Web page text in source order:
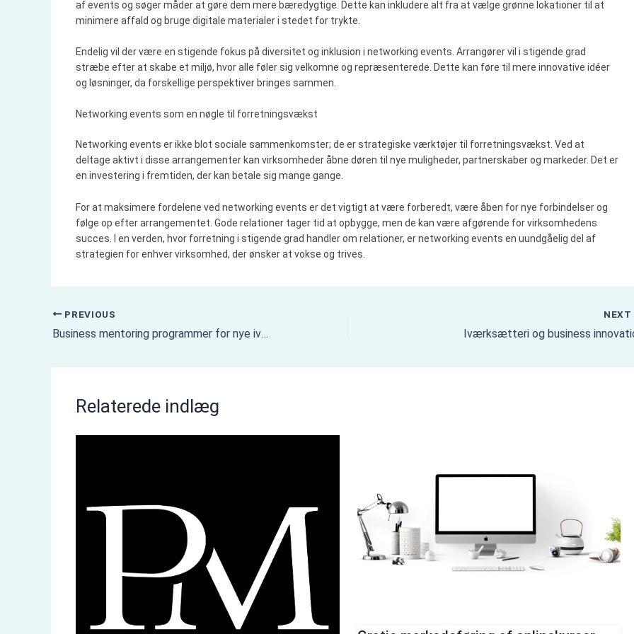
af events og søger måder at gøre dem mere bæredygtige. Dette kan inkludere alt fra at vælge grønne lokationer til at
minimere affald og bruge digitale materialer i stedet for trykte.
Endelig vil der være en stigende fokus på diversitet og inklusion i networking events. Arrangører vil i stigende grad
stræbe efter at skabe et miljø, hvor alle føler sig velkomne og repræsenterede. Dette kan føre til mere innovative idéer
og løsninger, da forskellige perspektiver bringes sammen.
Networking events som en nøgle til forretningsvækst
Networking events er ikke blot sociale sammenkomster; de er strategiske værktøjer til forretningsvækst. Ved at
deltage aktivt i disse arrangementer kan virksomheder åbne døren til nye muligheder, partnerskaber og markeder. Det er
en investering i fremtiden, der kan betale sig mange gange.
For at maksimere fordelene ved networking events er det vigtigt at være forberedt, være åben for nye forbindelser og
følge op efter arrangementet. Gode relationer tager tid at opbygge, men de kan være afgørende for virksomhedens
succes. I en verden, hvor forretning i stigende grad handler om relationer, er networking events en uundgåelig del af
strategien for enhver virksomhed, der ønsker at vokse og trives.
PREVIOUS
Business mentoring programmer for nye iværksættere
NEXT
Iværksætteri og business
Relaterede indlæg